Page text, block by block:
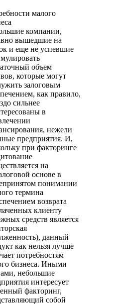
малого
компании,
вышедшие на
и еще не успевшие
объем
которые могут
залоговым
как правило,
сильнее
в
нежели
предприятия. И,
при факторинге
на
основе в
понимании
термина
возврата
клиенту
средств является
данный
как нельзя лучше
потребностям
бизнеса. Иными
небольшие
интересует
факторинг,
собой